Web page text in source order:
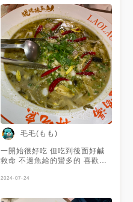
以，豆皮好少😭 旁邊醃漬品也
不錯，最喜歡番茄 覺得酸菜魚
鍋比較好吃，泡椒另付不會很辣
👌皮蛋麵： 麵有Q度就給過，皮
蛋香氣沒有到很濃郁 👍乾麵：
簡簡單單清爽好吃 🤨黑糖花生
湯圓冰： 還以為是包餡花生湯
圓，沒想到是小湯圓，而且湯圓
跟花生都很少，下面全是冰…貴
又普通 🤨粉粿冰： 也是吃不太
懂 👍👍陳皮梅子洛神花茶： 茶
水區自己泡，很好喝！！！！
總結： 這裡竟然沒有魚皮😭 下
次還是別點甜點了，好浪費 #台
北車站 #姥姥酸菜魚
毛毛(もも)
一開始很好吃 但吃到後面好鹹
救命 不過魚給的蠻多的 喜歡重
小碗的 覺得不行
2024-07-24